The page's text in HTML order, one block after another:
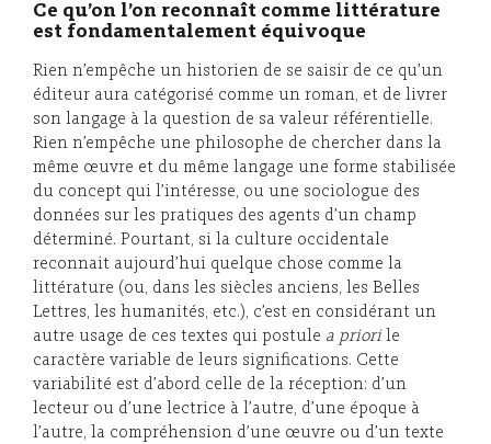
Ce qu’on l’on reconnaît comme littérature
est fondamentalement équivoque
Rien n’empêche un historien de se saisir de ce qu’un
éditeur aura catégorisé comme un roman, et de livrer
son langage à la question de sa valeur référentielle.
Rien n’empêche une philosophe de chercher dans la
même œuvre et du même langage une forme stabilisée
du concept qui l’intéresse, ou une sociologue des
données sur les pratiques des agents d’un champ
déterminé. Pourtant, si la culture occidentale
reconnait aujourd’hui quelque chose comme la
littérature (ou, dans les siècles anciens, les Belles
Lettres, les humanités, etc.), c’est en considérant un
autre usage de ces textes qui postule a priorile
caractère variable de leurs significations. Cette
variabilité est d’abord celle de la réception: d’un
lecteur ou d’une lectrice à l’autre, d’une époque à
l’autre, la compréhension d’une œuvre ou d’un texte